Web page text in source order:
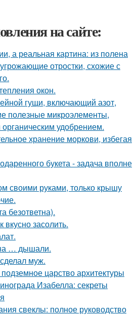
на сайте:
а реальная картина: из полена
отростки, схожие с
окон.
гущи, включающий азот,
полезные микроэлементы,
удобрением.
хранение моркови, избегая
букета - задача вполне
своими руками, только крышу
безответна).
вкусно засолить.
… дышали.
муж.
царство архитектуры
Изабелла: секреты
свеклы: полное руководство